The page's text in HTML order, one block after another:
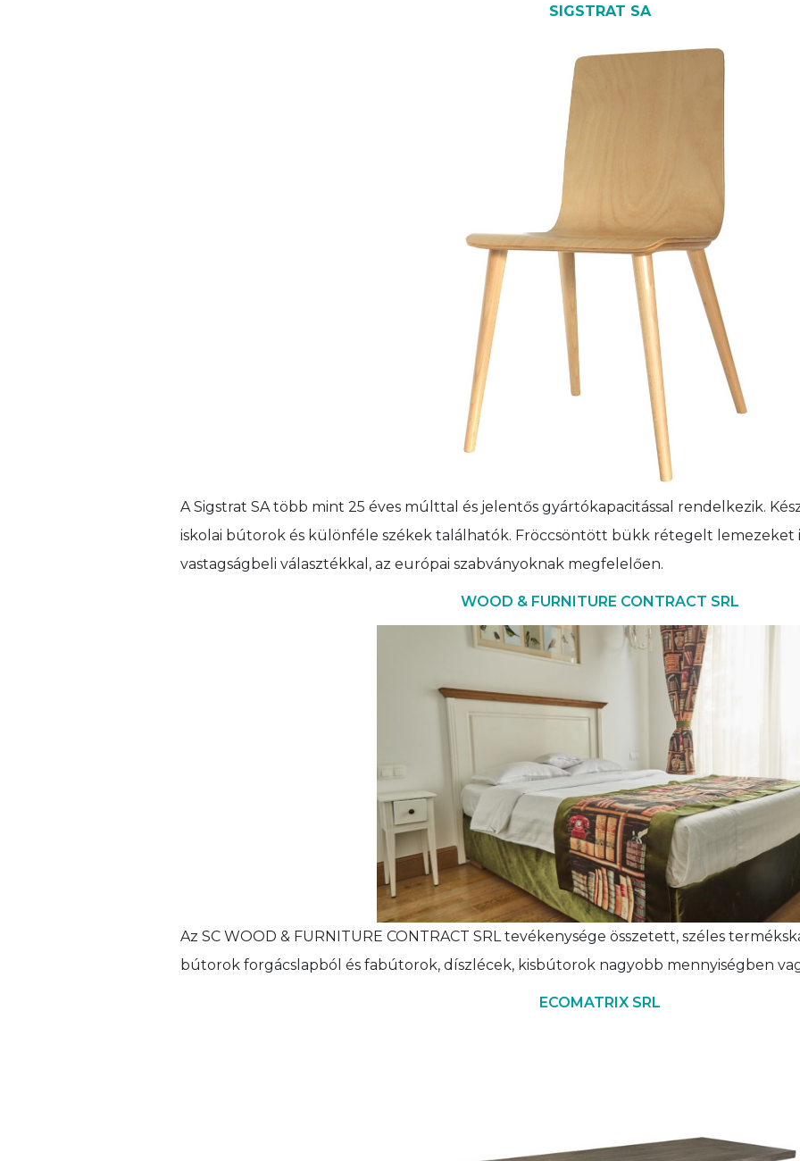
SIGSTRAT SA
A Sigstrat SA több mint 25 éves múlttal és jelentős gyártókapacitással rendelkezik.
iskolai bútorok és különféle székek találhatók. Fröccsöntött bükk rétegelt lemezeket
vastagságbeli választékkal, az európai szabványoknak megfelelően.
WOOD & FURNITURE CONTRACT SRL
Az SC WOOD & FURNITURE CONTRACT SRL tevékenysége összetett, széles
bútorok forgácslapból és fabútorok, díszlécek, kisbútorok nagyobb mennyiségben
ECOMATRIX SRL